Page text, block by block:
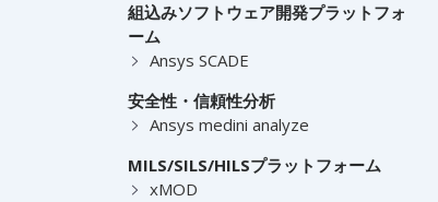
組込みソフトウェア開発プラットフォ
ーム
Ansys SCADE
安全性・信頼性分析
Ansys medini analyze
MILS/SILS/HILSプラットフォーム
xMOD